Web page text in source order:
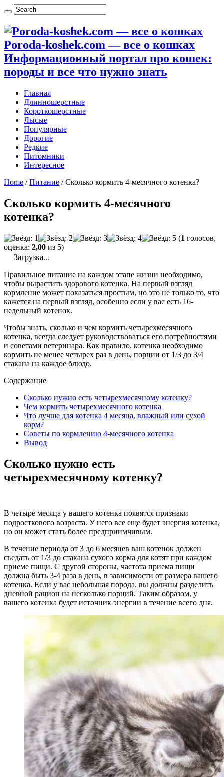
Poroda-koshek.com — все о кошках
Информационный портал про кошек:
породы и все что нужно знать
Главная
Длинношерстные
Короткошерстные
Лысые
Популярные
Дорогие
Редкие
Питомники
Интересное
Home / Питание / Сколько кормить 4-месячного котенка?
Сколько кормить 4-месячного
котенка?
(1 голосов,
оценка: 2,00 из 5)
Загрузка...
Правильное питание на каждом этапе жизни необходимо,
чтобы вырастить здорового котенка. На первый взгляд
кормление может показаться простым, но это не только то, что
кажется на первый взгляд, особенно если у вас есть 16-
недельный котенок.
Чтобы знать, сколько и чем кормить четырехмесячного
котенка, всегда следует руководствоваться его потребностями
и советами ветеринара. Как правило, котенка необходимо
кормить не менее четырех раз в день, порции от 1/3 до 3/4
стакана на каждое блюдо.
Содержание
Сколько нужно есть четырехмесячному котенку?
Чем кормить четырехмесячного котенка
Что лучше для котенка 4 месяца, влажный или сухой
корм?
Советы по кормлению 4-месячного котенка
Вывод
Сколько нужно есть
четырехмесячному котенку?
В четыре месяца у вашего котенка появятся признаки
подросткового возраста. У него все еще будет энергия котенка,
но он может стать более предприимчивым.
В течение периода от 3 до 6 месяцев ваш котенок должен
съедать от 1/3 до стакана сухого корма для котят при каждом
приеме пищи. С другой стороны, частота приема пищи
должна быть 3-4 раза в день, в зависимости от размера вашего
котенка. Если у вас небольшая порода, вы должны разделить
дневной рацион на несколько порций. Таким образом, у
вашего котенка будет источник энергии в течение всего дня.